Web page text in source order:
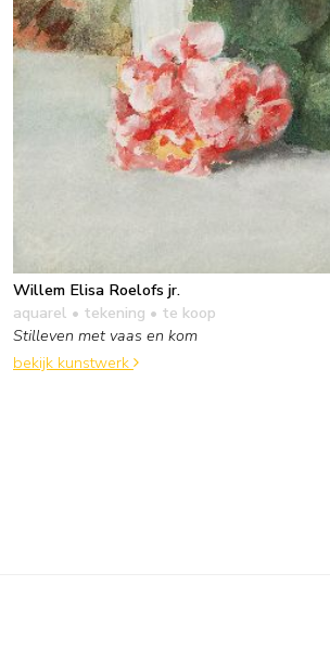
Willem Elisa Roelofs jr.
aquarel • tekening • te koop
Stilleven met vaas en kom
bekijk kunstwerk